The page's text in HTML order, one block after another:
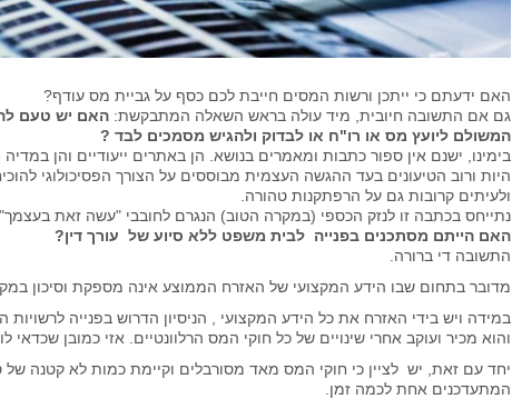
האם ידעתם כי ייתכן ורשות המסים חייבת לכם כסף על גביית מס עודף?
גם אם התשובה חיובית, מיד עולה בראש השאלה המתבקשת: האם יש טעם
המשולם ליועץ מס או רו"ח או לבדוק ולהגיש מסמכים לבד ?
בימינו, ישנם אין ספור כתבות ומאמרים בנושא. הן באתרים ייעודיים והן
היות ורוב הטיעונים בעד ההגשה העצמית מבוססים על הצורך הפסיכולוגי
ולעיתים קרובות גם על הרפתקנות טהורה.
נתייחס בכתבה זו לנזק הכספי (במקרה הטוב) הנגרם לחובבי "עשה זאת
האם הייתם מסתכנים בפנייה לבית משפט ללא סיוע של עורך דין?
התשובה די ברורה.
מדובר בתחום שבו הידע המקצועי של האזרח הממוצע אינה מספקת וסיכון
במידה ויש בידי האזרח את כל הידע המקצועי , הניסיון הדרוש בפנייה לרשויות
והוא מכיר ועוקב אחרי שינויים של כל חוקי המס הרלוונטיים. אזי כמובן
יחד עם זאת, יש לציין כי חוקי המס מאד מסורבלים וקיימת כמות לא קטנה של
המתעדכנים אחת לכמה זמן.